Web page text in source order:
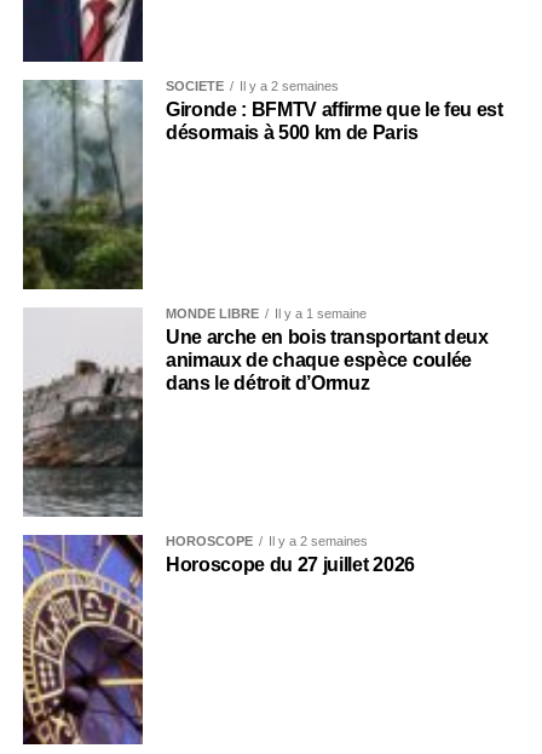
SOCIÉTÉ Il y a 2 semaines
Gironde : BFMTV affirme que le feu est
désormais à 500 km de Paris
MONDE LIBRE Il y a 1 semaine
Une arche en bois transportant deux
animaux de chaque espèce coulée
dans le détroit d’Ormuz
HOROSCOPE Il y a 2 semaines
Horoscope du 27 juillet 2026